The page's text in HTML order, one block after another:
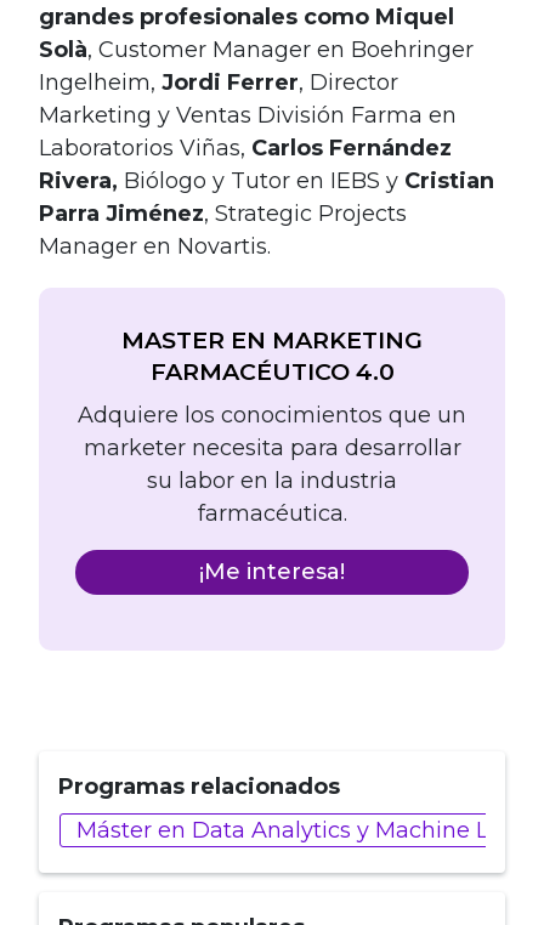
grandes profesionales como Miquel
Solà, Customer Manager en Boehringer
Ingelheim, Jordi Ferrer, Director
Marketing y Ventas División Farma en
Laboratorios Viñas, Carlos Fernández
Rivera, Biólogo y Tutor en IEBS y Cristian
Parra Jiménez, Strategic Projects
Manager en Novartis.
MASTER EN MARKETING
FARMACÉUTICO 4.0
Adquiere los conocimientos que un
marketer necesita para desarrollar
su labor en la industria
farmacéutica.
¡Me interesa!
Programas relacionados
Máster en Data Analytics y Machine